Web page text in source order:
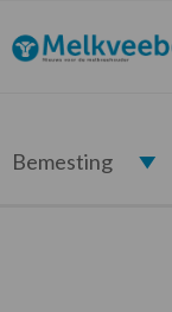
de
hoofdnavigatie
de
hoofd
de
eerste
de
voettekst
Bemesting